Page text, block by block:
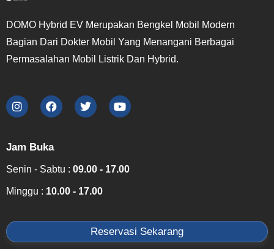
DOMO Hybrid EV Merupakan Bengkel Mobil Modern
Bagian Dari Dokter Mobil Yang Menangani Berbagai
Permasalahan Mobil Listrik Dan Hybrid.
Jam Buka
Senin - Sabtu : 09.00 - 17.00
Minggu : 10.00 - 17.00
Reservasi Sekarang